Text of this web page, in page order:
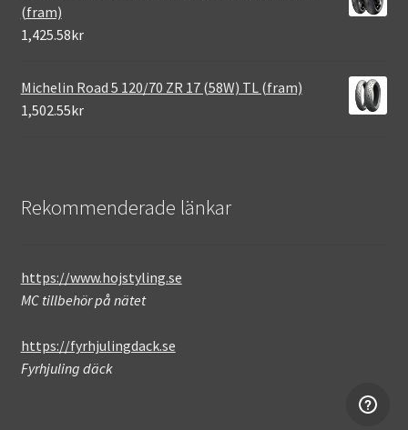
(fram)
1,425.58kr
Michelin Road 5 120/70 ZR 17 (58W) TL (fram)
1,502.55kr
Rekommenderade länkar
https://www.hojstyling.se
MC tillbehör på nätet
https://fyrhjulingdack.se
Fyrhjuling däck